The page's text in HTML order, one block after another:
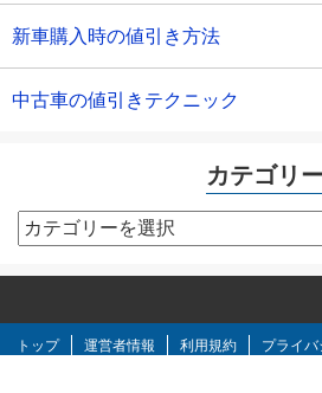
新車購入時の値引き方法
中古車の値引きテクニック
カテゴリー
カ
テ
ゴ
ートップ 運営者情報 利用規約 プライ